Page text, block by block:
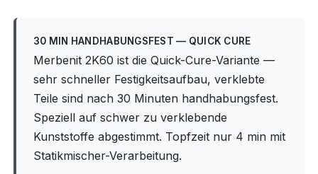
30 MIN HANDHABUNGSFEST — QUICK CURE
Merbenit 2K60 ist die Quick-Cure-Variante —
sehr schneller Festigkeitsaufbau, verklebte
Teile sind nach 30 Minuten handhabungsfest.
Speziell auf schwer zu verklebende
Kunststoffe abgestimmt. Topfzeit nur 4 min mit
Statikmischer-Verarbeitung.